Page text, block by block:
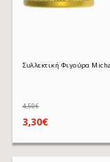
3,30€
4,50€